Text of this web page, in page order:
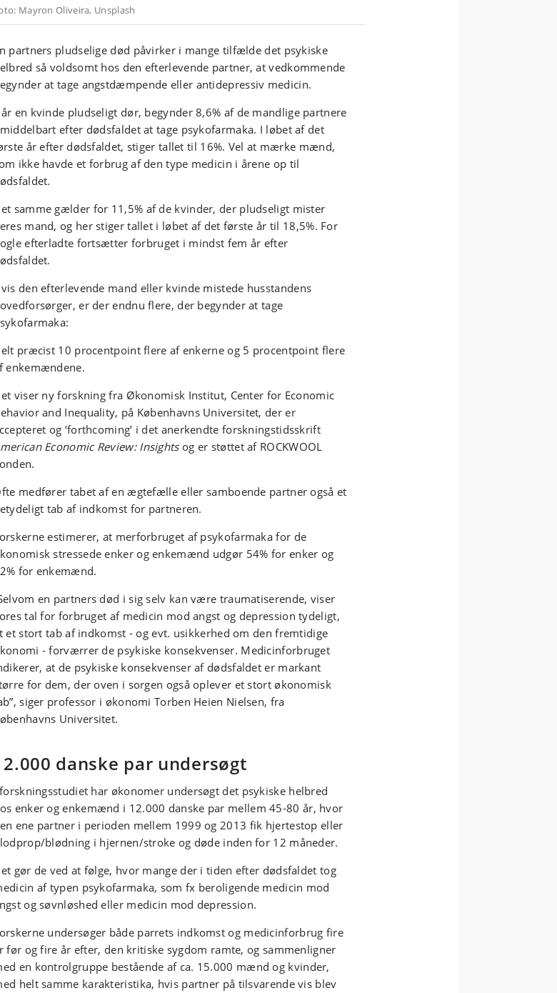
Mayron Oliveira, Unsplash
partners pludselige død påvirker i mange tilfælde det psykiske
så voldsomt hos den efterlevende partner, at vedkommende
at tage angstdæmpende eller antidepressiv medicin.
en kvinde pludseligt dør, begynder 8,6% af de mandlige partnere
efter dødsfaldet at tage psykofarmaka. I løbet af det
år efter dødsfaldet, stiger tallet til 16%. Vel at mærke mænd,
ikke havde et forbrug af den type medicin i årene op til
samme gælder for 11,5% af de kvinder, der pludseligt mister
mand, og her stiger tallet i løbet af det første år til 18,5%. For
efterladte fortsætter forbruget i mindst fem år efter
den efterlevende mand eller kvinde mistede husstandens
er der endnu flere, der begynder at tage
præcist 10 procentpoint flere af enkerne og 5 procentpoint flere
enkemændene.
viser ny forskning fra Økonomisk Institut, Center for Economic
and Inequality, på Københavns Universitet, der er
og ‘forthcoming’ i det anerkendte forskningstidsskrift
Economic Review: Insightsog er støttet af ROCKWOOL
medfører tabet af en ægtefælle eller samboende partner også et
tab af indkomst for partneren.
estimerer, at merforbruget af psykofarmaka for de
stressede enker og enkemænd udgør 54% for enker og
for enkemænd.
en partners død i sig selv kan være traumatiserende, viser
tal for forbruget af medicin mod angst og depression tydeligt,
et stort tab af indkomst - og evt. usikkerhed om den fremtidige
- forværrer de psykiske konsekvenser. Medicinforbruget
at de psykiske konsekvenser af dødsfaldet er markant
for dem, der oven i sorgen også oplever et stort økonomisk
siger professor i økonomi Torben Heien Nielsen, fra
Universitet.
danske par undersøgt
har økonomer undersøgt det psykiske helbred
enker og enkemænd i 12.000 danske par mellem 45-80 år, hvor
ene partner i perioden mellem 1999 og 2013 fik hjertestop eller
blødning i hjernen/stroke og døde inden for 12 måneder.
gør de ved at følge, hvor mange der i tiden efter dødsfaldet tog
af typen psykofarmaka, som fx beroligende medicin mod
og søvnløshed eller medicin mod depression.
undersøger både parrets indkomst og medicinforbrug fire
før og fire år efter, den kritiske sygdom ramte, og sammenligner
en kontrolgruppe bestående af ca. 15.000 mænd og kvinder,
helt samme karakteristika, hvis partner på tilsvarende vis blev